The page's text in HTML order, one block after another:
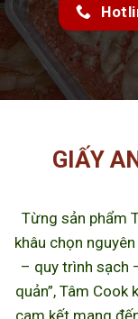
GIẤY
Từng sản phẩm
khâu chọn
– quy trình sạch
quản”, Tâm